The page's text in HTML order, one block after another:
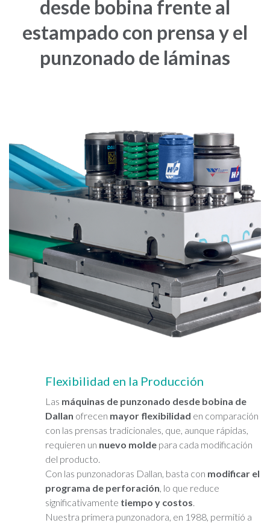
desde bobina frente al
estampado con prensa y el
punzonado de láminas
Flexibilidad en la Producción
Las máquinas de punzonado desde bobina de
Dallan ofrecen mayor flexibilidad en comparación
con las prensas tradicionales, que, aunque rápidas,
requieren un nuevo molde para cada modificación
del producto.
Con las punzonadoras Dallan, basta con modificar el
programa de perforación, lo que reduce
significativamente tiempo y costos.
Nuestra primera punzonadora, en 1988, permitió a